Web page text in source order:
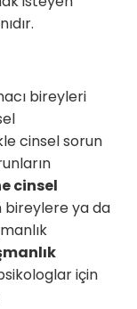
bireyleri
cinsel sorun
cinsel
bireylere ya da
için